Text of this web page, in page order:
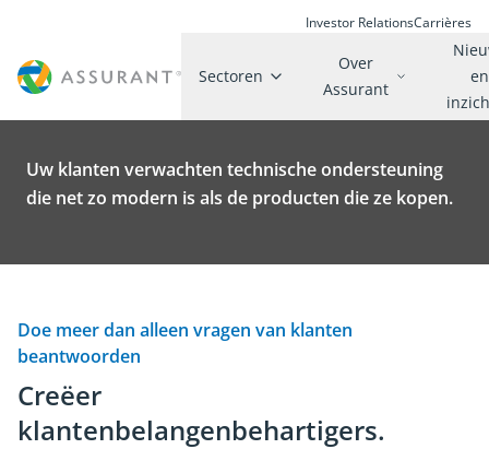
Investor RelationsCarrières
Sectoren
Over
Assurant
en
Uw klanten verwachten technische ondersteuning
die net zo modern is als de producten die ze kopen.
Doe meer dan alleen vragen van klanten
beantwoorden
Creëer
klantenbelangenbehartigers.